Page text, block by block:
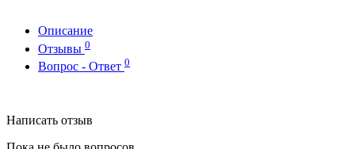
Описание
Отзывы 0
Вопрос - Ответ 0
Написать отзыв